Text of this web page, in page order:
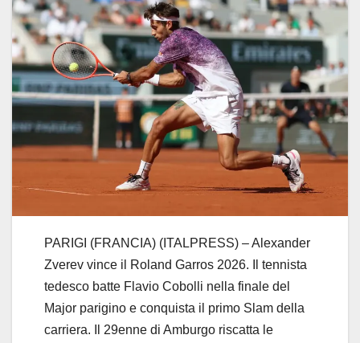
PARIGI (FRANCIA) (ITALPRESS) – Alexander
Zverev vince il Roland Garros 2026. Il tennista
tedesco batte Flavio Cobolli nella finale del
Major parigino e conquista il primo Slam della
carriera. Il 29enne di Amburgo riscatta le